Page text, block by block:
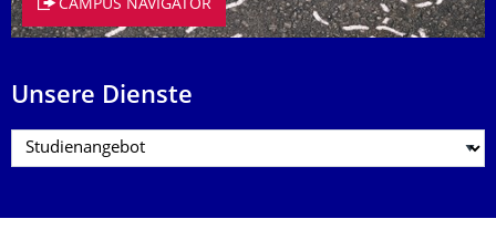
CAMPUS NAVIGATOR
Unsere Dienste